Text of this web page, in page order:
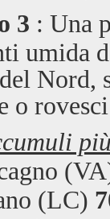
3 : Una
umida
Nord,
o
(LC)